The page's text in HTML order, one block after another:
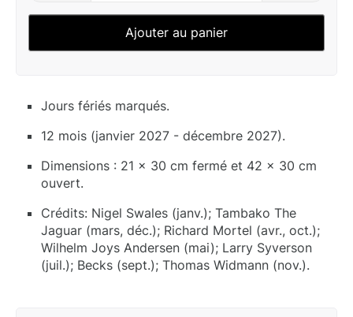
Ajouter au panier
Jours fériés marqués.
12 mois (janvier 2027 - décembre 2027).
Dimensions : 21 x 30 cm fermé et 42 x 30 cm
ouvert.
Crédits: Nigel Swales (janv.); Tambako The
Jaguar (mars, déc.); Richard Mortel (avr., oct.);
Wilhelm Joys Andersen (mai); Larry Syverson
(juil.); Becks (sept.); Thomas Widmann (nov.).